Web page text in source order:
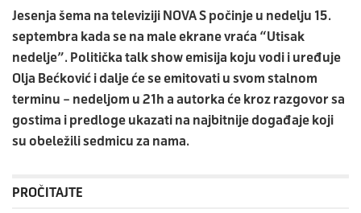
Jesenja šema na televiziji NOVA S počinje u nedelju 15.
septembra kada se na male ekrane vraća “Utisak
nedelje”. Politička talk show emisija koju vodi i uređuje
Olja Bećković i dalje će se emitovati u svom stalnom
terminu – nedeljom u 21h a autorka će kroz razgovor sa
gostima i predloge ukazati na najbitnije događaje koji
su obeležili sedmicu za nama.
PROČITAJTE